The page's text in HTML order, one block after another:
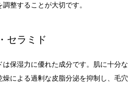
整することが大切です。
セラミド
は保湿力に優れた成分です。肌に十分な
による過剰な皮脂分泌を抑制し、毛穴